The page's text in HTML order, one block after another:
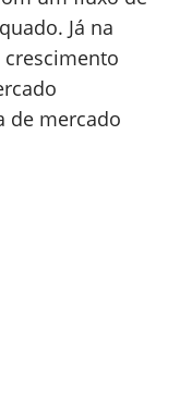
Já na
de mercado